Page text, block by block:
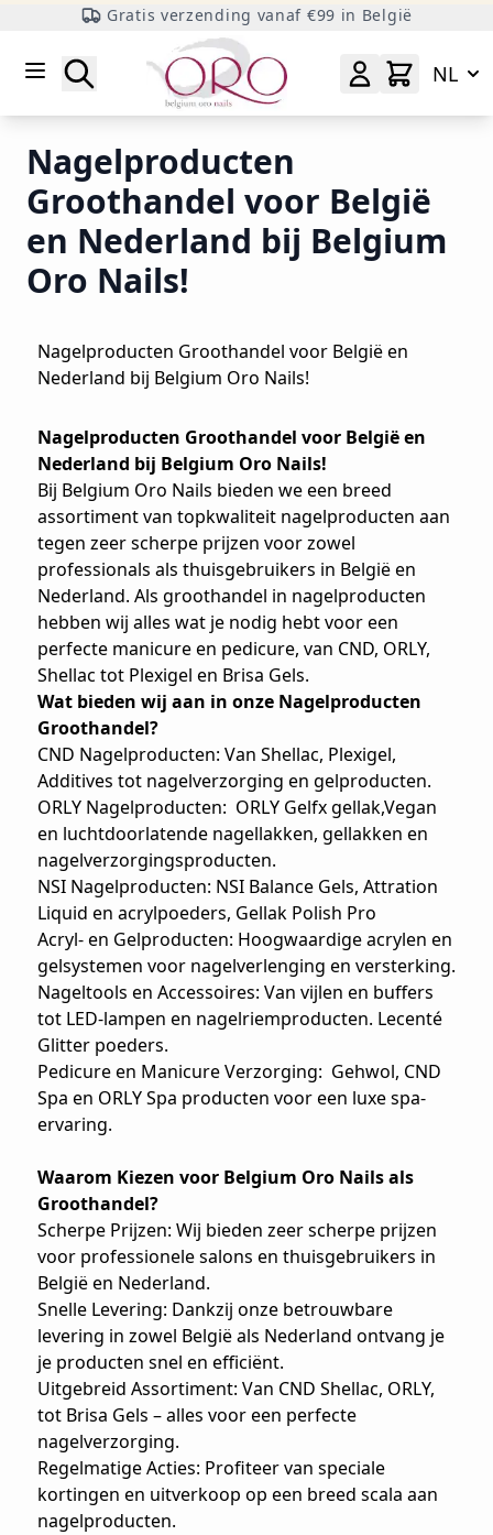
Gratis verzending vanaf €99 in België
Zoeken
NL
Nagelproducten
Groothandel voor België
en Nederland bij Belgium
Oro Nails!
Nagelproducten Groothandel voor België en
Nederland bij Belgium Oro Nails!
Nagelproducten Groothandel voor België en
Nederland bij Belgium Oro Nails!
Bij Belgium Oro Nails bieden we een breed
assortiment van topkwaliteit nagelproducten aan
tegen zeer scherpe prijzen voor zowel
professionals als thuisgebruikers in België en
Nederland. Als groothandel in nagelproducten
hebben wij alles wat je nodig hebt voor een
perfecte manicure en pedicure, van CND, ORLY,
Shellac tot Plexigel en Brisa Gels.
Wat bieden wij aan in onze Nagelproducten
Groothandel?
CND Nagelproducten: Van Shellac, Plexigel,
Additives tot nagelverzorging en gelproducten.
ORLY Nagelproducten: ORLY Gelfx gellak,Vegan
en luchtdoorlatende nagellakken, gellakken en
nagelverzorgingsproducten.
NSI Nagelproducten: NSI Balance Gels, Attration
Liquid en acrylpoeders, Gellak Polish Pro
Acryl- en Gelproducten: Hoogwaardige acrylen en
gelsystemen voor nagelverlenging en versterking.
Nageltools en Accessoires: Van vijlen en buffers
tot LED-lampen en nagelriemproducten. Lecenté
Glitter poeders.
Pedicure en Manicure Verzorging: Gehwol, CND
Spa en ORLY Spa producten voor een luxe spa-
ervaring.
Waarom Kiezen voor Belgium Oro Nails als
Groothandel?
Scherpe Prijzen: Wij bieden zeer scherpe prijzen
voor professionele salons en thuisgebruikers in
België en Nederland.
Snelle Levering: Dankzij onze betrouwbare
levering in zowel België als Nederland ontvang je
je producten snel en efficiënt.
Uitgebreid Assortiment: Van CND Shellac, ORLY,
tot Brisa Gels – alles voor een perfecte
nagelverzorging.
Regelmatige Acties: Profiteer van speciale
kortingen en uitverkoop op een breed scala aan
nagelproducten.